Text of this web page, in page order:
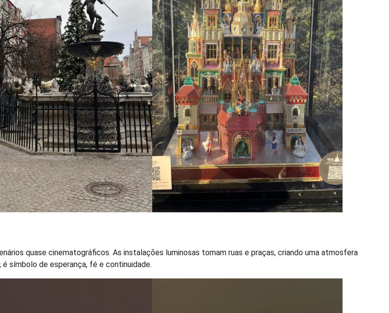
quase cinematográficos. As instalações luminosas tomam ruas e praças, criando uma atmosfera
símbolo de esperança, fé e continuidade.